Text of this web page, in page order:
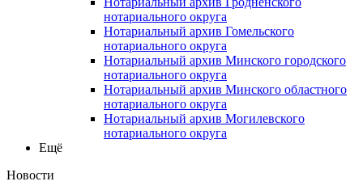
нотариального округа
Нотариальный архив Гомельского
нотариального округа
Нотариальный архив Минского городского
нотариального округа
Нотариальный архив Минского областного
нотариального округа
Нотариальный архив Могилевского
нотариального округа
Ещё
Новости